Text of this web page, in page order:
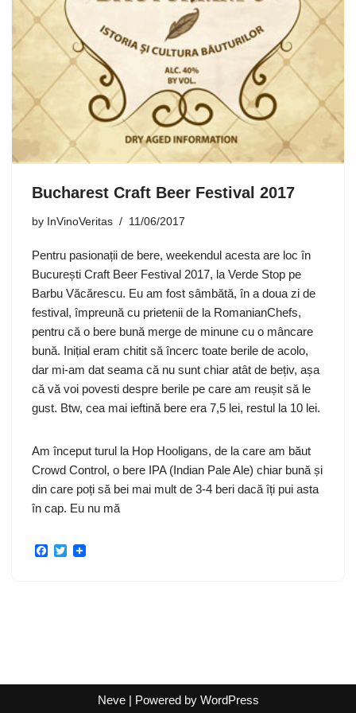
Bucharest Craft Beer Festival 2017
by InVinoVeritas 11/06/2017
Pentru pasionații de bere, weekendul acesta are loc în
București Craft Beer Festival 2017, la Verde Stop pe
Barbu Văcărescu. Eu am fost sâmbătă, în a doua zi de
festival, împreună cu prietenii de la RomanianChefs,
pentru că o bere bună merge de minune cu o mâncare
bună. Inițial eram chitit să încerc toate berile de acolo,
dar mi-am dat seama că nu sunt chiar atât de bețiv, așa
că vă voi povesti despre berile pe care am reușit să le
gust. Btw, cea mai ieftină bere era 7,5 lei, restul la 10 lei.
Am început turul la Hop Hooligans, de la care am băut
Crowd Control, o bere IPA (Indian Pale Ale) chiar bună și
din care poți să bei mai mult de 3-4 beri dacă îți pui asta
în cap. Eu nu mă
F
T
Neve| Powered by WordPress